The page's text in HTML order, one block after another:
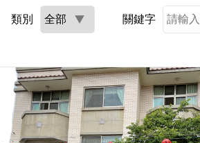
類別 關鍵字